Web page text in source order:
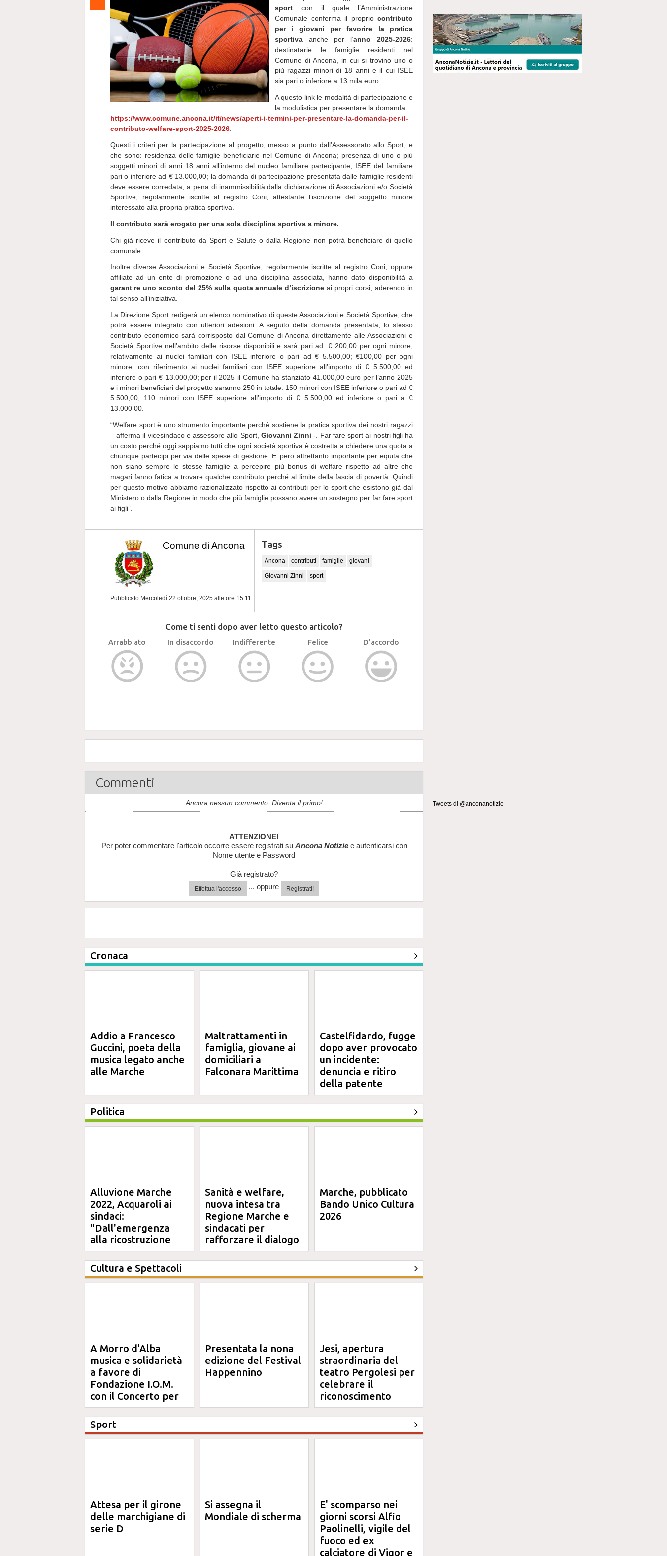
sport con il quale l’Amministrazione
Comunale conferma il proprio contributo
per i giovani per favorire la pratica
sportiva anche per l’anno 2025-2026:
destinatarie le famiglie residenti nel
Comune di Ancona, in cui si trovino uno o
più ragazzi minori di 18 anni e il cui ISEE
sia pari o inferiore a 13 mila euro.
A questo link le modalità di partecipazione e
la modulistica per presentare la domanda
https://www.comune.ancona.it/it/news/aperti-i-termini-per-presentare-la-domanda-per-il-
contributo-welfare-sport-2025-2026
Questi i criteri per la partecipazione al progetto, messo a punto dall’Assessorato allo Sport, e
che sono: residenza delle famiglie beneficiarie nel Comune di Ancona; presenza di uno o più
soggetti minori di anni 18 anni all’interno del nucleo familiare partecipante; ISEE del familiare
pari o inferiore ad € 13.000,00; la domanda di partecipazione presentata dalle famiglie residenti
deve essere corredata, a pena di inammissibilità dalla dichiarazione di Associazioni e/o Società
Sportive, regolarmente iscritte al registro Coni, attestante l’iscrizione del soggetto minore
interessato alla propria pratica sportiva.
Il contributo sarà erogato per una sola disciplina sportiva a minore.
Chi già riceve il contributo da Sport e Salute o dalla Regione non potrà beneficiare di quello
comunale.
Inoltre diverse Associazioni e Società Sportive, regolarmente iscritte al registro Coni, oppure
affiliate ad un ente di promozione o ad una disciplina associata, hanno dato disponibilità a
garantire uno sconto del 25% sulla quota annuale d’iscrizione ai propri corsi, aderendo in
tal senso all’iniziativa.
La Direzione Sport redigerà un elenco nominativo di queste Associazioni e Società Sportive, che
potrà essere integrato con ulteriori adesioni. A seguito della domanda presentata, lo stesso
contributo economico sarà corrisposto dal Comune di Ancona direttamente alle Associazioni e
Società Sportive nell’ambito delle risorse disponibili e sarà pari ad: € 200,00 per ogni minore,
relativamente ai nuclei familiari con ISEE inferiore o pari ad € 5.500,00; €100,00 per ogni
minore, con riferimento ai nuclei familiari con ISEE superiore all’importo di € 5.500,00 ed
inferiore o pari € 13.000,00; per il 2025 il Comune ha stanziato 41.000,00 euro per l’anno 2025
e i minori beneficiari del progetto saranno 250 in totale: 150 minori con ISEE inferiore o pari ad €
5.500,00; 110 minori con ISEE superiore all’importo di € 5.500,00 ed inferiore o pari a €
13.000,00.
“Welfare sport è uno strumento importante perché sostiene la pratica sportiva dei nostri ragazzi
– afferma il vicesindaco e assessore allo Sport, Giovanni Zinni -. Far fare sport ai nostri figli ha
un costo perché oggi sappiamo tutti che ogni società sportiva è costretta a chiedere una quota a
chiunque partecipi per via delle spese di gestione. E’ però altrettanto importante per equità che
non siano sempre le stesse famiglie a percepire più bonus di welfare rispetto ad altre che
magari fanno fatica a trovare qualche contributo perché al limite della fascia di povertà. Quindi
per questo motivo abbiamo razionalizzato rispetto ai contributi per lo sport che esistono già dal
Ministero o dalla Regione in modo che più famiglie possano avere un sostegno per far fare sport
ai figli”.
Comune di Ancona
Pubblicato Mercoledì 22 ottobre, 2025 alle ore 15:11
Tags
Ancona contributi famiglie giovani
Giovanni Zinni sport
Come ti senti dopo aver letto questo articolo?
Arrabbiato In disaccordo Indifferente Felice D'accordo
Commenti
Ancora nessun commento. Diventa il primo!
ATTENZIONE!
Per poter commentare l'articolo occorre essere registrati su Ancona Notiziee autenticarsi con
Nome utente e Password
Già registrato?
Effettua l'accesso ... oppure Registrati!
Cronaca
Addio a Francesco
Guccini, poeta della
musica legato anche
alle Marche
Maltrattamenti in
famiglia, giovane ai
domiciliari a
Falconara Marittima
Castelfidardo, fugge
dopo aver provocato
un incidente:
denuncia e ritiro
della patente
Politica
Alluvione Marche
2022, Acquaroli ai
sindaci:
"Dall'emergenza
alla ricostruzione
definitiva"
Sanità e welfare,
nuova intesa tra
Regione Marche e
sindacati per
rafforzare il dialogo
Marche, pubblicato
Bando Unico Cultura
2026
Cultura e Spettacoli
A Morro d'Alba
musica e solidarietà
a favore di
Fondazione I.O.M.
con il Concerto per
Anna
Presentata la nona
edizione del Festival
Happennino
Jesi, apertura
straordinaria del
teatro Pergolesi per
celebrare il
riconoscimento
Unesco
Sport
Attesa per il girone
delle marchigiane di
serie D
Si assegna il
Mondiale di scherma
E' scomparso nei
giorni scorsi Alfio
Paolinelli, vigile del
fuoco ed ex
calciatore di Vigor e
Tweets di @anconanotizie